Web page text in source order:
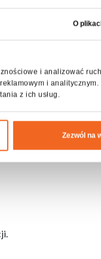
O
i analizować
i
z ich usług.
Zezwól na
scenicznych i